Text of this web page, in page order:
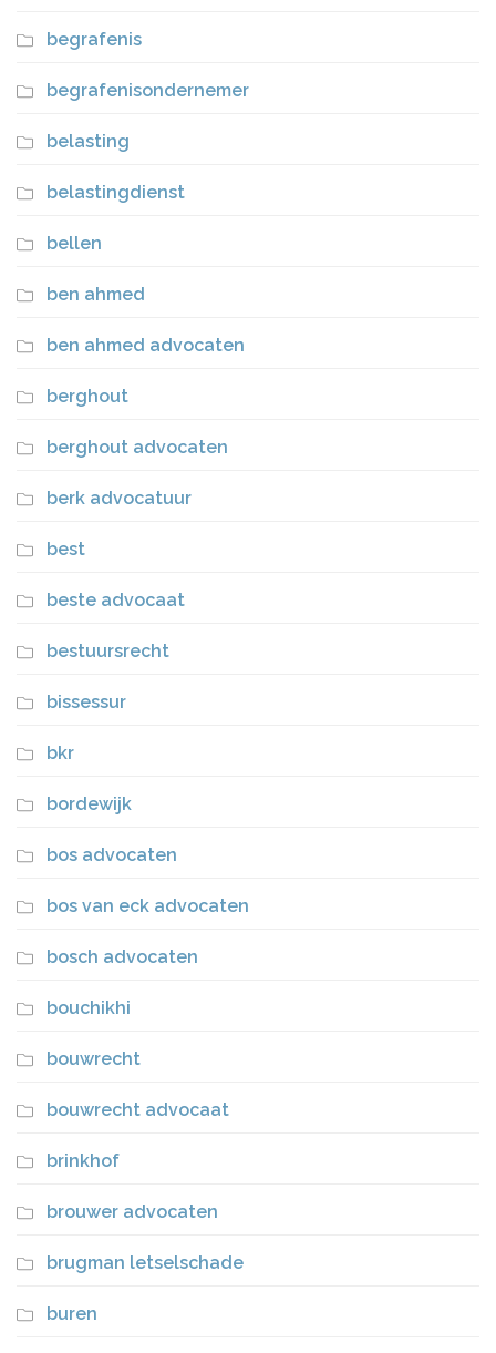
begrafenis
begrafenisondernemer
belasting
belastingdienst
bellen
ben ahmed
ben ahmed advocaten
berghout
berghout advocaten
berk advocatuur
best
beste advocaat
bestuursrecht
bissessur
bkr
bordewijk
bos advocaten
bos van eck advocaten
bosch advocaten
bouchikhi
bouwrecht
bouwrecht advocaat
brinkhof
brouwer advocaten
brugman letselschade
buren